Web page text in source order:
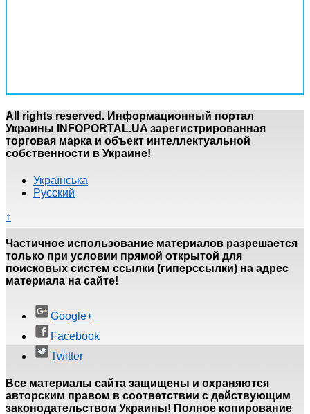
All rights reserved. Информационный портал
Украины INFOPORTAL.UA зарегистрированная
торговая марка и объект интеллектуальной
собственности в Украине!
Українська
Русский
↑
Частичное использование материалов разрешается
только при условии прямой открытой для
поисковых систем ссылки (гиперссылки) на адрес
материала на сайте!
Google+
Facebook
Twitter
Все материалы сайта защищены и охраняются
авторским правом в соответствии с действующим
законодательством Украины! Полное копирование